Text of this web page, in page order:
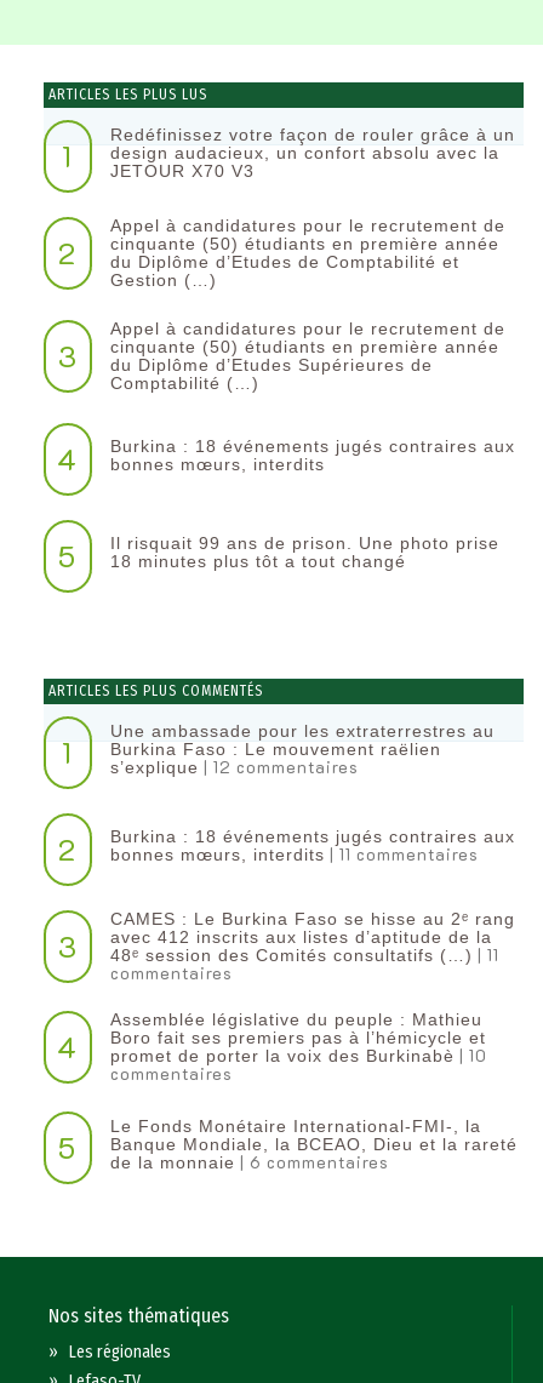
ARTICLES LES PLUS LUS
1
Redéfinissez votre façon de rouler grâce à un
design audacieux, un confort absolu avec la
JETOUR X70 V3
2
Appel à candidatures pour le recrutement de
cinquante (50) étudiants en première année
du Diplôme d’Etudes de Comptabilité et
Gestion (…)
3
Appel à candidatures pour le recrutement de
cinquante (50) étudiants en première année
du Diplôme d’Etudes Supérieures de
Comptabilité (…)
4
Burkina : 18 événements jugés contraires aux
bonnes mœurs, interdits
5
Il risquait 99 ans de prison. Une photo prise
18 minutes plus tôt a tout changé
ARTICLES LES PLUS COMMENTÉS
1
Une ambassade pour les extraterrestres au
Burkina Faso : Le mouvement raëlien
s’explique | 12 commentaires
2
Burkina : 18 événements jugés contraires aux
bonnes mœurs, interdits | 11 commentaires
3
CAMES : Le Burkina Faso se hisse au 2ᵉ rang
avec 412 inscrits aux listes d’aptitude de la
48ᵉ session des Comités consultatifs (…) | 11
commentaires
4
Assemblée législative du peuple : Mathieu
Boro fait ses premiers pas à l’hémicycle et
promet de porter la voix des Burkinabè | 10
commentaires
5
Le Fonds Monétaire International-FMI-, la
Banque Mondiale, la BCEAO, Dieu et la rareté
de la monnaie | 6 commentaires
Nos sites thématiques
»Les régionales